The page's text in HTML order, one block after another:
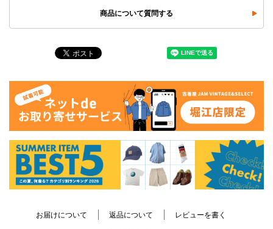
商品について質問する
お届けについて 返品について レビューを書く